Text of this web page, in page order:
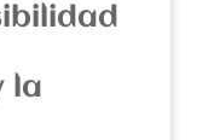
la